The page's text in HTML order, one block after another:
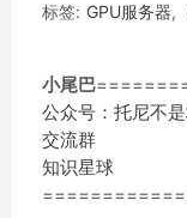
标签: GPU服务器,
小尾巴
公众号：托尼不
交流群
知识星球